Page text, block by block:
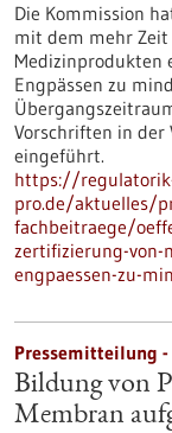
Die Kommission
mit dem mehr
Medizinprodukten
Engpässen zu
Vorschriften in
eingeführt.
https://
pro.de/aktuelles/
fachbeitraege/
zertifizierung-von-
engpaessen-zu-
Pressemitteilung -
Bildung von
Membran